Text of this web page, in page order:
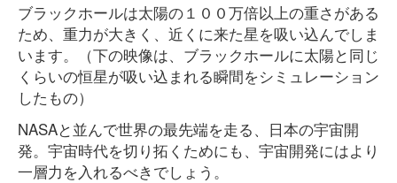
ブラックホールは太陽の１００万倍以上の重さがある
ため、重力が大きく、近くに来た星を吸い込んでしま
います。（下の映像は、ブラックホールに太陽と同じ
くらいの恒星が吸い込まれる瞬間をシミュレーション
したもの）
NASAと並んで世界の最先端を走る、日本の宇宙開
発。宇宙時代を切り拓くためにも、宇宙開発にはより
一層力を入れるべきでしょう。